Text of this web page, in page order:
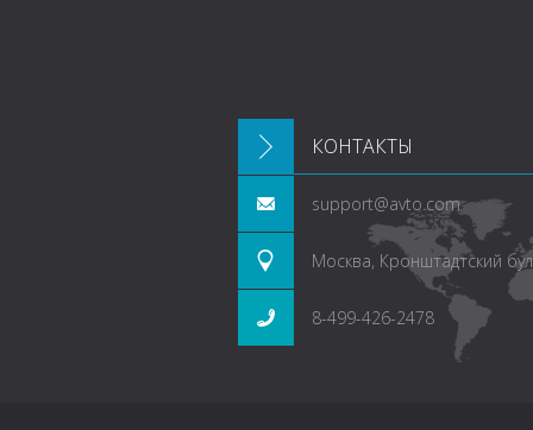
КОНТАКТЫ
support@avto.com
Москва, Кронштадтский
8-499-426-2478